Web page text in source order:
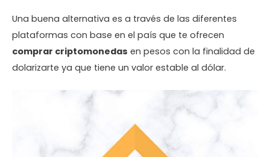
Una buena alternativa es a través de las diferentes
plataformas con base en el país que te ofrecen
comprar criptomonedas en pesos con la finalidad de
dolarizarte ya que tiene un valor estable al dólar.